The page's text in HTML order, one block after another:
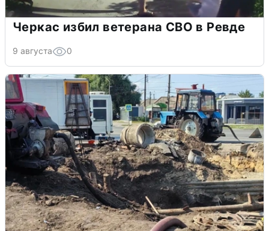
Черкас избил ветерана СВО в Ревде
9 августа 0